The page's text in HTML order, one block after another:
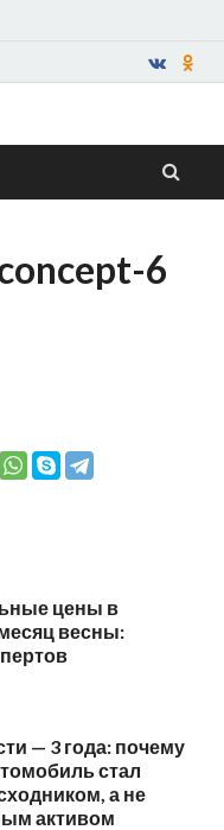
—
6
цены в
весны:
— 3 года: почему
стал
а не
активом